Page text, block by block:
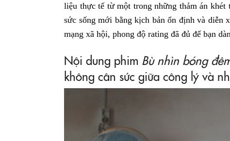
liệu thực tế từ một trong những thảm án
sức sống mới bằng kịch bản ổn định và diễn
mạng xã hội, phong độ rating đã đủ để bạn
Nội dung phim Bù nhìn bóng
không cân sức giữa công lý và